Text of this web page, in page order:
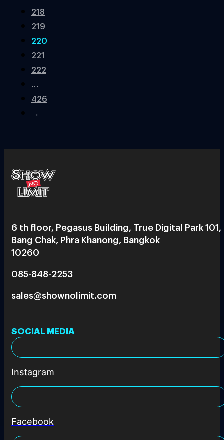
218
219
220
221
222
…
426
→
6 th floor, Pegasus Building, True Digital Park 101,
Bang Chak, Phra Khanong, Bangkok
10260
085-848-2253
sales@shownolimit.com
SOCIAL MEDIA
Instagram
Facebook